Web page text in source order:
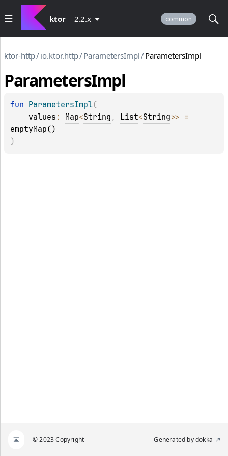
ktor 2.2.x common
ktor-http/io.ktor.http/ParametersImpl/ParametersImpl
ParametersImpl
fun ParametersImpl(
values : Map<String , List<String>>
emptyMap()
)
© 2023 Copyright Generated bydokka